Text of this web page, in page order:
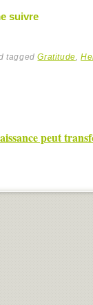
suivre
taggedGratitude,
peut